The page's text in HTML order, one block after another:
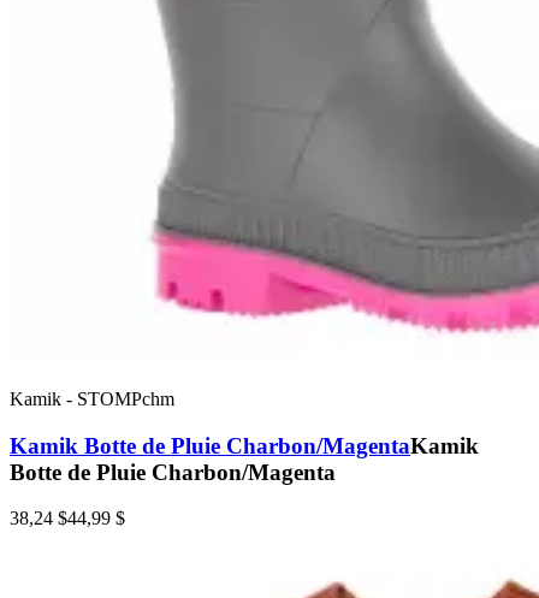
Kamik - STOMPchm
Kamik Botte de Pluie Charbon/MagentaKamik
Botte de Pluie Charbon/Magenta
38,24 $44,99 $